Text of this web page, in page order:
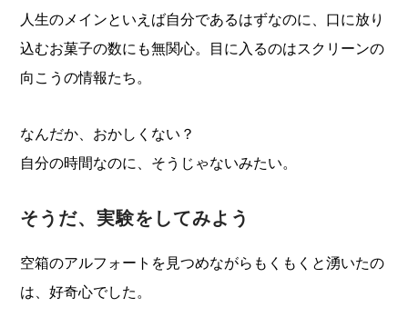
人生のメインといえば自分であるはずなのに、口に放り
込むお菓子の数にも無関心。目に入るのはスクリーンの
向こうの情報たち。
なんだか、おかしくない？
自分の時間なのに、そうじゃないみたい。
そうだ、実験をしてみよう
空箱のアルフォートを見つめながらもくもくと湧いたの
は、好奇心でした。